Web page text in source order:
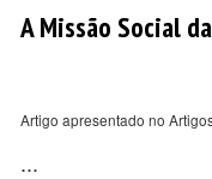
A Missão Social
Artigo apresentado no
...